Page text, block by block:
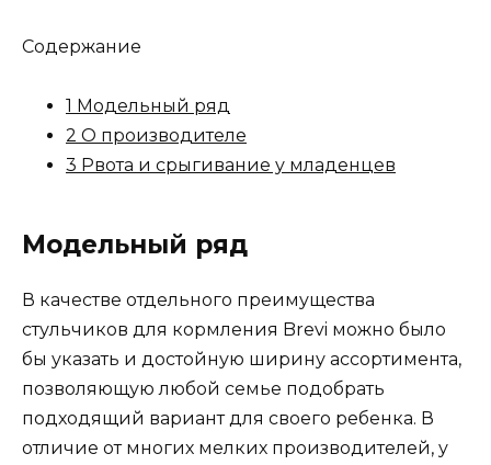
Содержание
1 Модельный ряд
2 О производителе
3 Рвота и срыгивание у младенцев
Модельный ряд
В качестве отдельного преимущества
стульчиков для кормления Brevi можно было
бы указать и достойную ширину ассортимента,
позволяющую любой семье подобрать
подходящий вариант для своего ребенка. В
отличие от многих мелких производителей, у